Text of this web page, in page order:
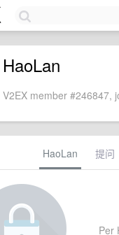
HaoLan
V2EX member #246847,
HaoLan 提问
Per